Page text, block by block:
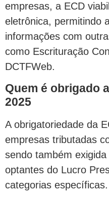
empresas, a ECD
eletrônica, permitindo
informações com
como Escrituração
DCTFWeb.
Quem é obrigado
2025
A obrigatoriedade da
empresas tributadas
sendo também
optantes do Lucro
categorias específicas.